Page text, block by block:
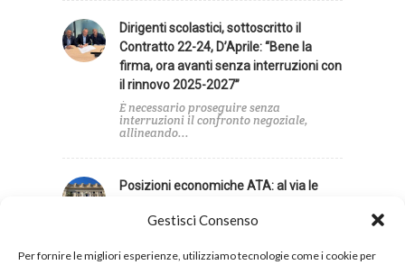
Gestisci Consenso
Per fornire le migliori esperienze, utilizziamo tecnologie come i cookie per
Dirigenti scolastici, sottoscritto il
Contratto 22-24, D’Aprile: “Bene la
firma, ora avanti senza interruzioni con
il rinnovo 2025-2027”
È necessario proseguire senza
interruzioni il confronto negoziale,
allineando...
Posizioni economiche ATA: al via le
Accolta la richiesta della UIL Scuola